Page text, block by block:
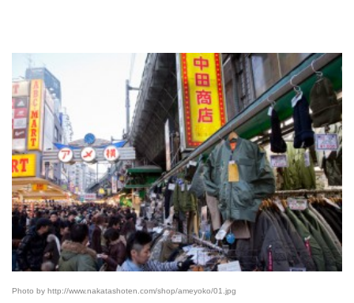
Photo by http://www.nakatashoten.com/shop/ameyoko/01.jpg